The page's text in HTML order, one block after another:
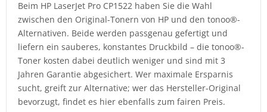
Beim HP LaserJet Pro CP1522 haben Sie die Wahl
zwischen den Original-Tonern von HP und den tonoo®-
Alternativen. Beide werden passgenau gefertigt und
liefern ein sauberes, konstantes Druckbild – die tonoo®-
Toner kosten dabei deutlich weniger und sind mit 3
Jahren Garantie abgesichert. Wer maximale Ersparnis
sucht, greift zur Alternative; wer das Hersteller-Original
bevorzugt, findet es hier ebenfalls zum fairen Preis.